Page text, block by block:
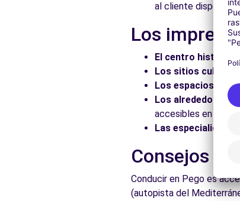
al cliente disponible
Los
El centro histórico:
Los sitios
Los espacios
Los alrededores:
accesibles en coche.
Las especialidades
Consejos
Conducir en Pego es
(autopista del